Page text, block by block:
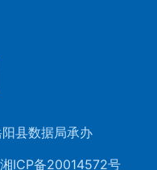
县数据局承办
湘ICP备20014572号